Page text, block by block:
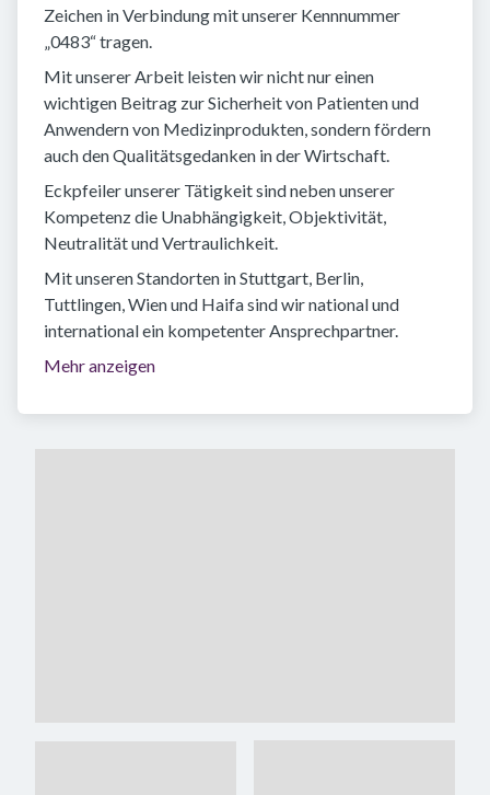
Zeichen in Verbindung mit unserer Kennnummer
„0483“ tragen.
Mit unserer Arbeit leisten wir nicht nur einen
wichtigen Beitrag zur Sicherheit von Patienten und
Anwendern von Medizinprodukten, sondern fördern
auch den Qualitätsgedanken in der Wirtschaft.
Eckpfeiler unserer Tätigkeit sind neben unserer
Kompetenz die Unabhängigkeit, Objektivität,
Neutralität und Vertraulichkeit.
Mit unseren Standorten in Stuttgart, Berlin,
Tuttlingen, Wien und Haifa sind wir national und
international ein kompetenter Ansprechpartner.
Mehr anzeigen